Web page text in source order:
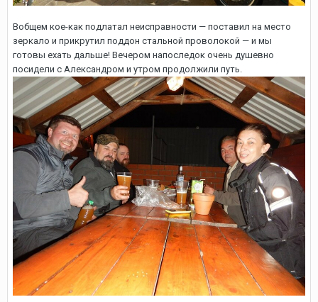
Вобщем кое-как подлатал неисправности — поставил на место
зеркало и прикрутил поддон стальной проволокой — и мы
готовы ехать дальше! Вечером напоследок очень душевно
посидели с Александром и утром продолжили путь.